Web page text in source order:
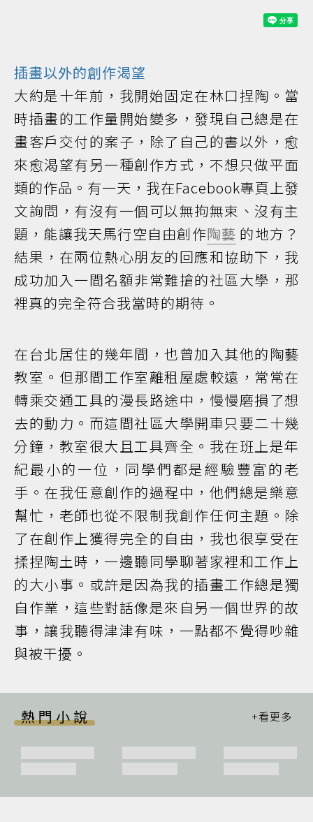
插畫以外的創作渴望
大約是十年前，我開始固定在林口捏陶。當
時插畫的工作量開始變多，發現自己總是在
畫客戶交付的案子，除了自己的書以外，愈
來愈渴望有另一種創作方式，不想只做平面
類的作品。有一天，我在Facebook專頁上發
文詢問，有沒有一個可以無拘無束、沒有主
題，能讓我天馬行空自由創作陶藝 的地方？
結果，在兩位熱心朋友的回應和協助下，我
成功加入一間名額非常難搶的社區大學，那
裡真的完全符合我當時的期待。
在台北居住的幾年間，也曾加入其他的陶藝
教室。但那間工作室離租屋處較遠，常常在
轉乘交通工具的漫長路途中，慢慢磨損了想
去的動力。而這間社區大學開車只要二十幾
分鐘，教室很大且工具齊全。我在班上是年
紀最小的一位，同學們都是經驗豐富的老
手。在我任意創作的過程中，他們總是樂意
幫忙，老師也從不限制我創作任何主題。除
了在創作上獲得完全的自由，我也很享受在
揉捏陶土時，一邊聽同學聊著家裡和工作上
的大小事。或許是因為我的插畫工作總是獨
自作業，這些對話像是來自另一個世界的故
事，讓我聽得津津有味，一點都不覺得吵雜
與被干擾。
熱門小說